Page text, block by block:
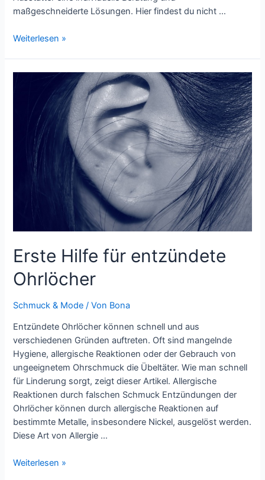
maßgeschneiderte Lösungen. Hier findest du nicht …
Der
perfekten
Herrenausstatter-
Besuch
Weiterlesen »
Erste Hilfe für entzündete
Ohrlöcher
Schmuck & Mode / Von Bona
Entzündete Ohrlöcher können schnell und aus
verschiedenen Gründen auftreten. Oft sind mangelnde
Hygiene, allergische Reaktionen oder der Gebrauch von
ungeeignetem Ohrschmuck die Übeltäter. Wie man schnell
für Linderung sorgt, zeigt dieser Artikel. Allergische
Reaktionen durch falschen Schmuck Entzündungen der
Ohrlöcher können durch allergische Reaktionen auf
bestimmte Metalle, insbesondere Nickel, ausgelöst werden.
Diese Art von Allergie …
Erste
Weiterlesen »